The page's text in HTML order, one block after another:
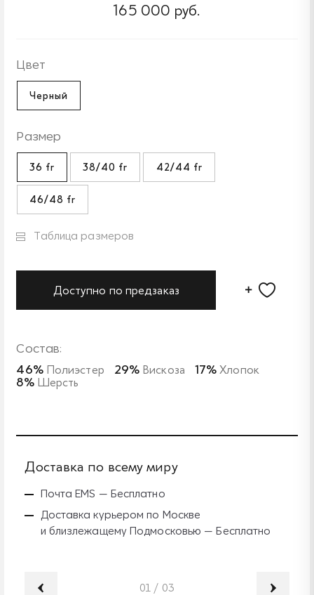
165 000 руб.
Цвет
Черный
Размер
36 fr 38/40 fr 42/44 fr
46/48 fr
Таблица размеров
Доступно по предзаказ
Состав:
46%Полиэстер 29% Вискоза 17% Хлопок
8%Шерсть
Доставка по всему миру
Почта EMS — Бесплатно
Доставка курьером по Москве
и близлежащему Подмосковью — Бесплатно
01 / 03